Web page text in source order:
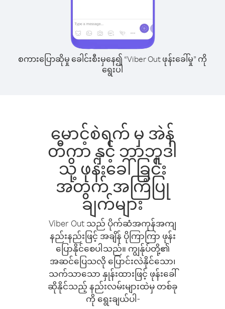
စကားပြောဆိုမှု ခေါင်းစီးမှနေ၍ “Viber Out ဖုန်းခေါ်မှု” ကို
ရွေးပါ
မောင့်စဲရက် မှ အဲန်
တီကာ နှင့် ဘာဘူဒါ
သို့ ဖုန်းခေါ်ခြင်း
အတွက် အကြံပြု
ချက်များ
Viber Out သည် ပိုက်ဆံအကုန်အကျ
နည်းနည်းဖြင့် အချိန် ပိုကြာကြာ ဖုန်း
ပြောနိုင်စေပါသည်။ ကျွန်ုပ်တို့၏
အဆင်ပြေသလို ပြောင်းလဲနိုင်သော၊
သက်သာသော နှုန်းထားဖြင့် ဖုန်းခေါ်
ဆိုနိုင်သည့် နည်းလမ်းများထဲမှ တစ်ခု
ကို ရွေးချယ်ပါ-